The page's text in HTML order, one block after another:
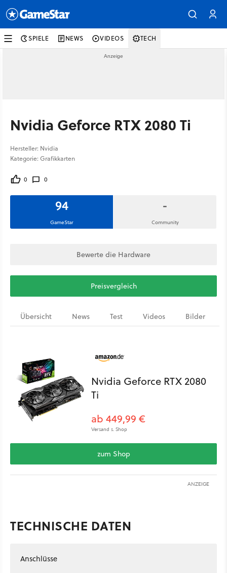
SPIELE NEWS VIDEOS TECH
Nvidia Geforce RTX 2080 Ti
Hersteller: Nvidia
Kategorie: Grafikkarten
0 0
94
GameStar
-
Community
Bewerte die Hardware
Preisvergleich
Übersicht News Test Videos Bilder
Nvidia Geforce RTX 2080
Ti
ab 449,99 €
Versand s. Shop
zum Shop
ANZEIGE
TECHNISCHE DATEN
Anschlüsse